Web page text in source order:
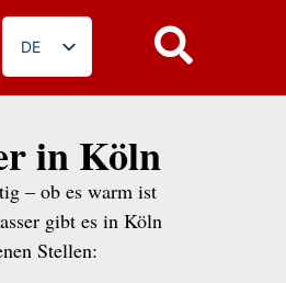
DE
EN
RO
BG
FR
in Köln
– ob es warm ist
gibt es in Köln
Stellen: